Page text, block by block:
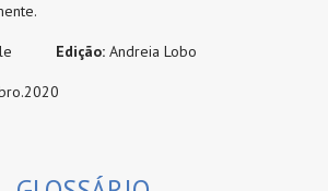
Vale Edição: Andreia Lobo